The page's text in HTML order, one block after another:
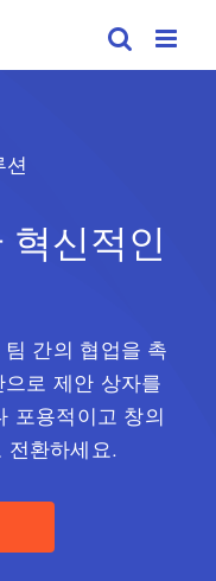
션
신적인
간의 협업을 촉
로 제안 상자를
포용적이고 창의
전환하세요.